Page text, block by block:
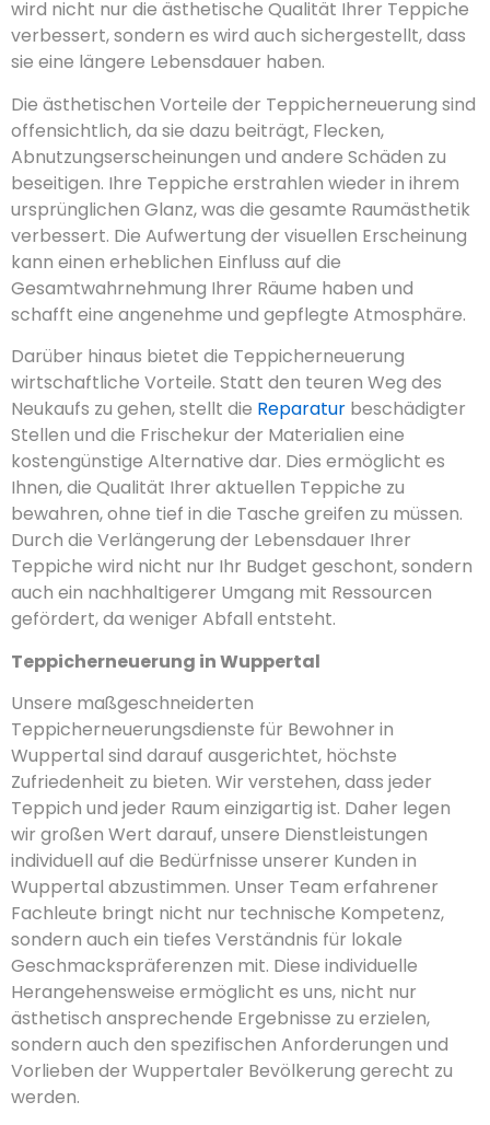
wird nicht nur die ästhetische Qualität Ihrer Teppiche
verbessert, sondern es wird auch sichergestellt, dass
sie eine längere Lebensdauer haben.
Die ästhetischen Vorteile der Teppicherneuerung sind
offensichtlich, da sie dazu beiträgt, Flecken,
Abnutzungserscheinungen und andere Schäden zu
beseitigen. Ihre Teppiche erstrahlen wieder in ihrem
ursprünglichen Glanz, was die gesamte Raumästhetik
verbessert. Die Aufwertung der visuellen Erscheinung
kann einen erheblichen Einfluss auf die
Gesamtwahrnehmung Ihrer Räume haben und
schafft eine angenehme und gepflegte Atmosphäre.
Darüber hinaus bietet die Teppicherneuerung
wirtschaftliche Vorteile. Statt den teuren Weg des
Neukaufs zu gehen, stellt die Reparatur beschädigter
Stellen und die Frischekur der Materialien eine
kostengünstige Alternative dar. Dies ermöglicht es
Ihnen, die Qualität Ihrer aktuellen Teppiche zu
bewahren, ohne tief in die Tasche greifen zu müssen.
Durch die Verlängerung der Lebensdauer Ihrer
Teppiche wird nicht nur Ihr Budget geschont, sondern
auch ein nachhaltigerer Umgang mit Ressourcen
gefördert, da weniger Abfall entsteht.
Teppicherneuerung in Wuppertal
Unsere maßgeschneiderten
Teppicherneuerungsdienste für Bewohner in
Wuppertal sind darauf ausgerichtet, höchste
Zufriedenheit zu bieten. Wir verstehen, dass jeder
Teppich und jeder Raum einzigartig ist. Daher legen
wir großen Wert darauf, unsere Dienstleistungen
individuell auf die Bedürfnisse unserer Kunden in
Wuppertal abzustimmen. Unser Team erfahrener
Fachleute bringt nicht nur technische Kompetenz,
sondern auch ein tiefes Verständnis für lokale
Geschmackspräferenzen mit. Diese individuelle
Herangehensweise ermöglicht es uns, nicht nur
ästhetisch ansprechende Ergebnisse zu erzielen,
sondern auch den spezifischen Anforderungen und
Vorlieben der Wuppertaler Bevölkerung gerecht zu
werden.